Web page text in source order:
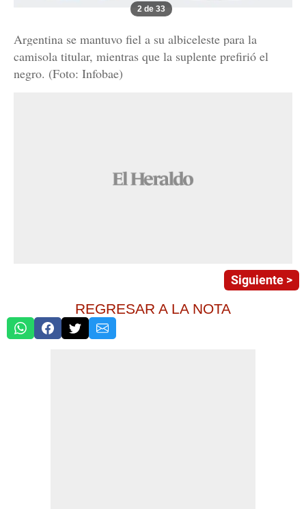
2 de 33
Argentina se mantuvo fiel a su albiceleste para la
camisola titular, mientras que la suplente prefirió el
negro. (Foto: Infobae)
Siguiente >
REGRESAR A LA NOTA